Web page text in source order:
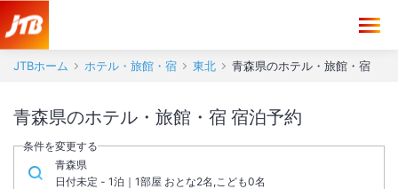
JTBホーム ホテル・旅館・宿 東北 青森県のホテル・旅館・宿
青森県のホテル・旅館・宿 宿泊予約
条件を変更する
青森県
日付未定 - 1泊｜1部屋 おとな2名,こども0名